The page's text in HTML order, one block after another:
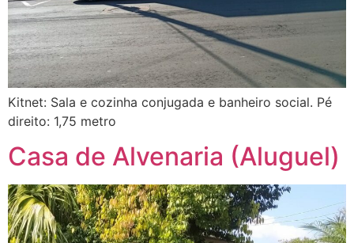
Kitnet: Sala e cozinha conjugada e banheiro social. Pé
direito: 1,75 metro
Casa de Alvenaria (Aluguel)